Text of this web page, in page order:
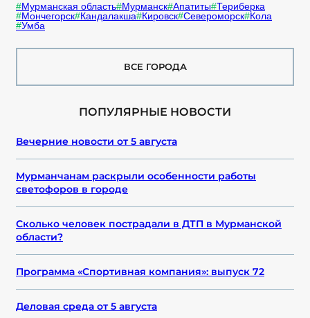
Мурманская область Мурманск Апатиты Териберка
Мончегорск Кандалакша Кировск Североморск Кола
Умба
ВСЕ ГОРОДА
ПОПУЛЯРНЫЕ НОВОСТИ
Вечерние новости от 5 августа
Мурманчанам раскрыли особенности работы
светофоров в городе
Сколько человек пострадали в ДТП в Мурманской
области?
Программа «Спортивная компания»: выпуск 72
Деловая среда от 5 августа